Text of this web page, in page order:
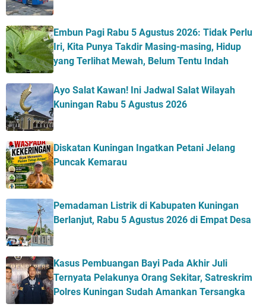
Embun Pagi Rabu 5 Agustus 2026: Tidak Perlu
Iri, Kita Punya Takdir Masing-masing, Hidup
yang Terlihat Mewah, Belum Tentu Indah
Ayo Salat Kawan! Ini Jadwal Salat Wilayah
Kuningan Rabu 5 Agustus 2026
Diskatan Kuningan Ingatkan Petani Jelang
Puncak Kemarau
Pemadaman Listrik di Kabupaten Kuningan
Berlanjut, Rabu 5 Agustus 2026 di Empat Desa
Kasus Pembuangan Bayi Pada Akhir Juli
Ternyata Pelakunya Orang Sekitar, Satreskrim
Polres Kuningan Sudah Amankan Tersangka